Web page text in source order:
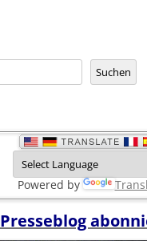
Suchen
Powered by
Presseblog